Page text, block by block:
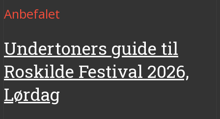
Anbefalet
Undertoners guide til
Roskilde Festival 2026,
Lørdag